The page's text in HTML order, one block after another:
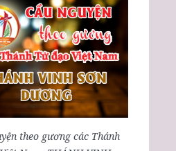
theo gương các Thánh